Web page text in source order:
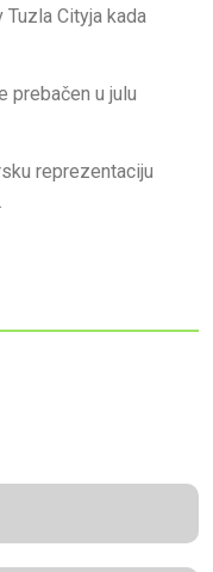
Cityja kada
prebačen u julu
reprezentaciju